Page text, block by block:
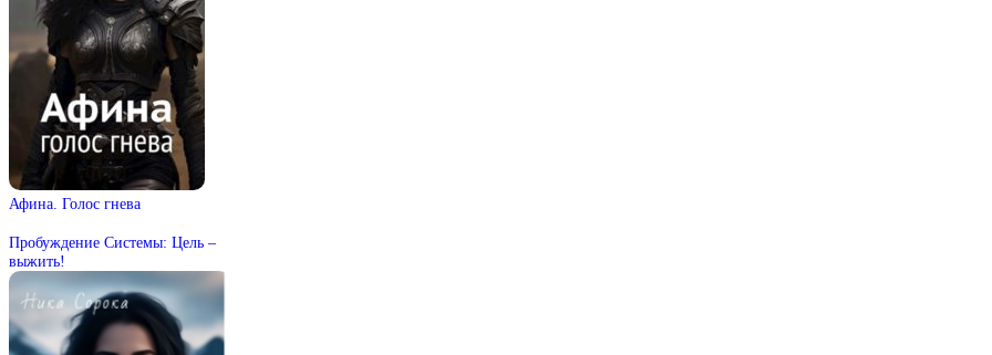
Афина. Голос гнева
Пробуждение Системы: Цель –
выжить!